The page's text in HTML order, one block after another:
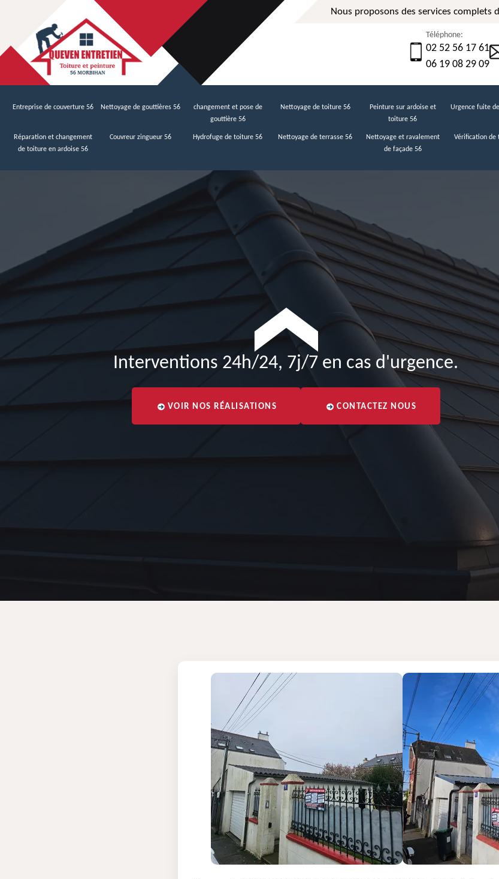
Nous proposons des services
Téléphone:
02 52 56 17 61
06 19 08 29 09
Entreprise de couverture 56 Nettoyage de gouttières 56
changement et pose de
gouttière 56
Nettoyage de toiture 56
Peinture sur ardoise et
toiture 56
Urgence fuite
Réparation et changement
de toiture en ardoise 56
Couvreur zingueur 56 Hydrofuge de toiture 56 Nettoyage de terrasse 56
Nettoyage et ravalement
de façade 56
Vérification de
Interventions 24h/24, 7j/7 en cas d'urgence.
VOIR NOS RÉALISATIONS CONTACTEZ NOUS